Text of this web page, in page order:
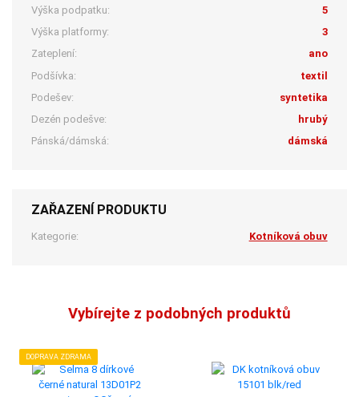
Výška podpatku:
5
Výška platformy:
3
Zateplení:
ano
Podšívka:
textil
Podešev:
syntetika
Dezén podešve:
hrubý
Pánská/dámská:
dámská
ZAŘAZENÍ PRODUKTU
Kategorie: Kotníková obuv
Vybírejte z podobných produktů
DOPRAVA ZDRAMA